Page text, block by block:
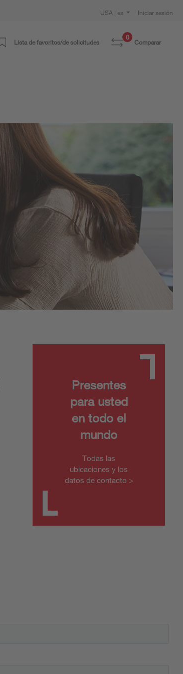
USA | es Iniciar sesión
Lista de favoritos/de solicitudes
0
Comparar
Presentes
para usted
en todo el
mundo
Todas las
ubicaciones y los
datos de contacto >